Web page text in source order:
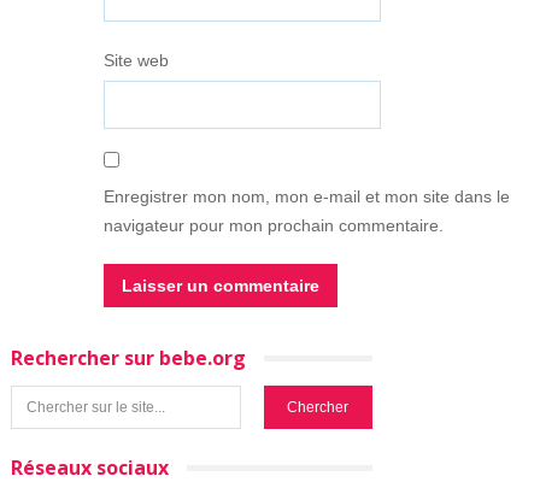
Site web
Enregistrer mon nom, mon e-mail et mon site dans le
navigateur pour mon prochain commentaire.
Rechercher sur bebe.org
Réseaux sociaux